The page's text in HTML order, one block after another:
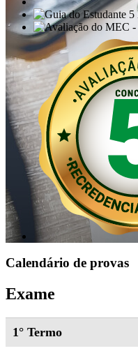
Calendário de provas
Exame
1° Termo